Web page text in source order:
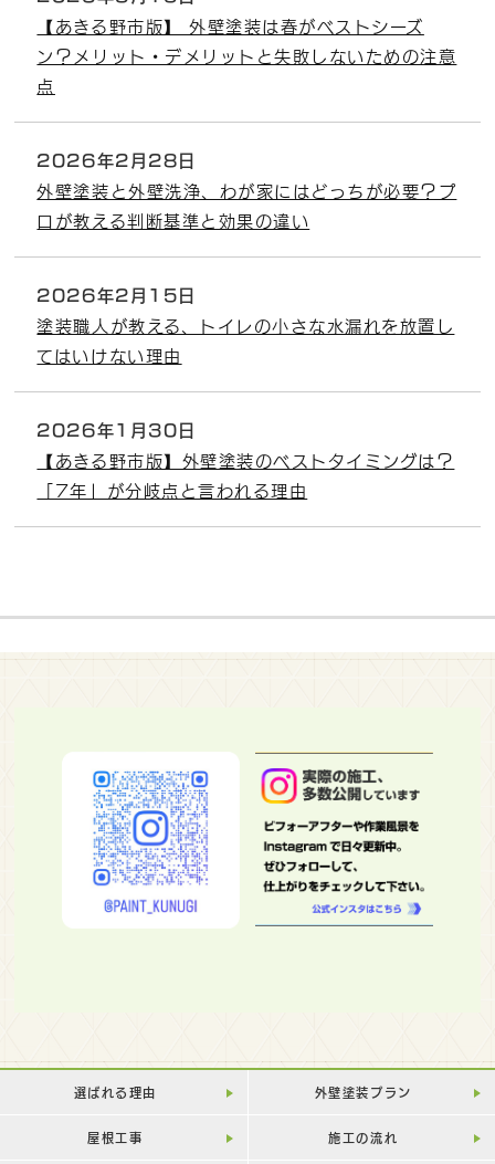
【あきる野市版】 外壁塗装は春がベストシーズ
ン？メリット・デメリットと失敗しないための注意
点
2026年2月28日
外壁塗装と外壁洗浄、わが家にはどっちが必要？プ
ロが教える判断基準と効果の違い
2026年2月15日
塗装職人が教える、トイレの小さな水漏れを放置し
てはいけない理由
2026年1月30日
【あきる野市版】外壁塗装のベストタイミングは？
「7年」が分岐点と言われる理由
選ばれる理由 外壁塗装プラン
屋根工事 施工の流れ